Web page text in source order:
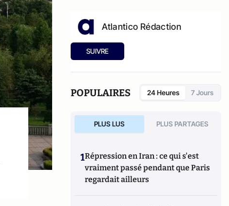
Atlantico Rédaction
SUIVRE
POPULAIRES 24 Heures 7 Jours
PLUS LUS PLUS PARTAGES
1Répression en Iran : ce qui s'est
vraiment passé pendant que Paris
regardait ailleurs